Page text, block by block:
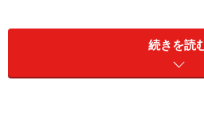
かったご縁について考えるのは
もう、これからのあなたには必
続きを読